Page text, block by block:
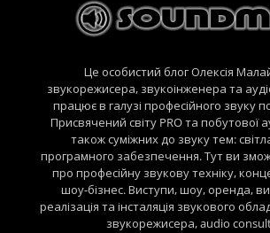
Це особистий блог Олексія
звукорежисера, звукоінженера та
працює в галузі професійного звуку
Присвячений світу PRO та побутової
також суміжних до звуку тем:
програмного забезпечення. Тут ви
про професійну звукову техніку,
шоу-бізнес. Виступи, шоу, оренда,
реалізація та інсталяція звукового
звукорежисера, audio